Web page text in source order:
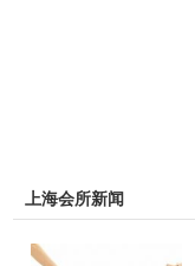
上海会所新闻